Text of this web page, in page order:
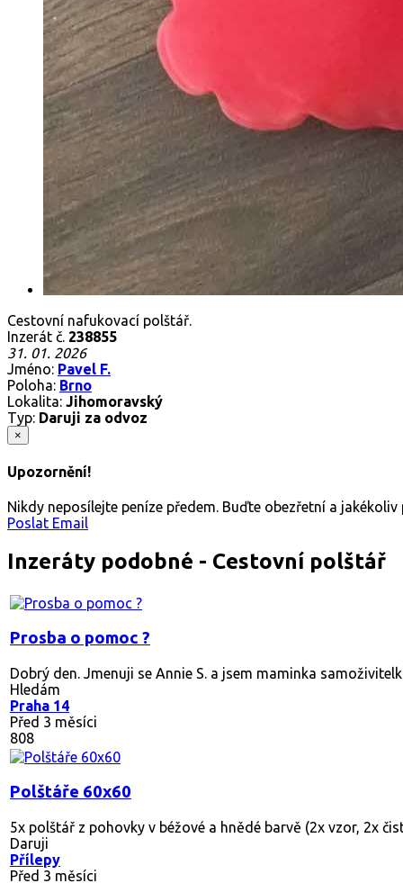
Cestovní nafukovací polštář.
Inzerát č. 238855
31. 01. 2026
Jméno: Pavel F.
Poloha: Brno
Lokalita: Jihomoravský
Typ: Daruji za odvoz
×
Upozornění!
Nikdy neposílejte peníze předem. Buďte obezřetní a
Poslat Email
Inzeráty podobné - Cestovní polštář
Prosba o pomoc ?
Dobrý den. Jmenuji se Annie S. a jsem maminka
Hledám
Praha 14
Před 3 měsíci
808
Polštáře 60x60
5x polštář z pohovky v béžové a hnědé barvě (2x vzor, 2x
Daruji
Přílepy
Před 3 měsíci